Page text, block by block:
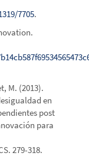
7705.
M. (2013).
en
post
para
279-318.